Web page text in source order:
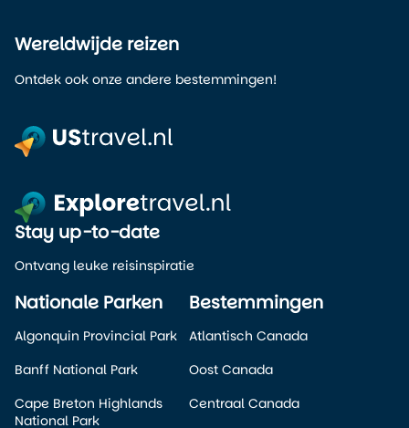
Wereldwijde reizen
Ontdek ook onze andere bestemmingen!
Nationale Parken
Algonquin Provincial Park
Banff National Park
Cape Breton Highlands
National Park
Bestemmingen
Atlantisch Canada
Oost Canada
Centraal Canada
Stay up-to-date
Ontvang leuke reisinspiratie